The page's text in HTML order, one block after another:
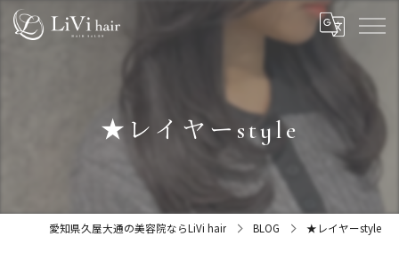
★レイヤーstyle
愛知県久屋大通の美容院ならLiVi hair BLOG ★レイヤーstyle